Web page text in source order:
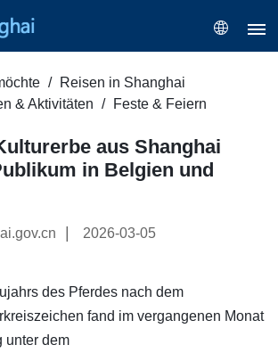
Reisen in Shanghai
& Aktivitäten
Feste & Feiern
aus Shanghai
in Belgien und
2026-03-05
des Pferdes nach dem
fand im vergangenen Monat
unter dem